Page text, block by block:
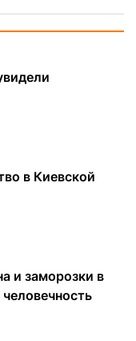
в Киевской
и заморозки в